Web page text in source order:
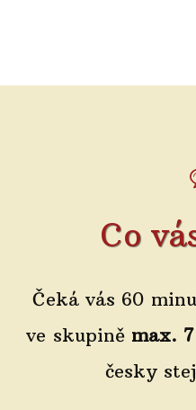
Co
Čeká vás 60
ve skupině max.
česky